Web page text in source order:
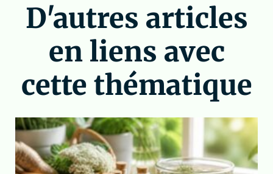
D'autres articles
en liens avec
cette thématique